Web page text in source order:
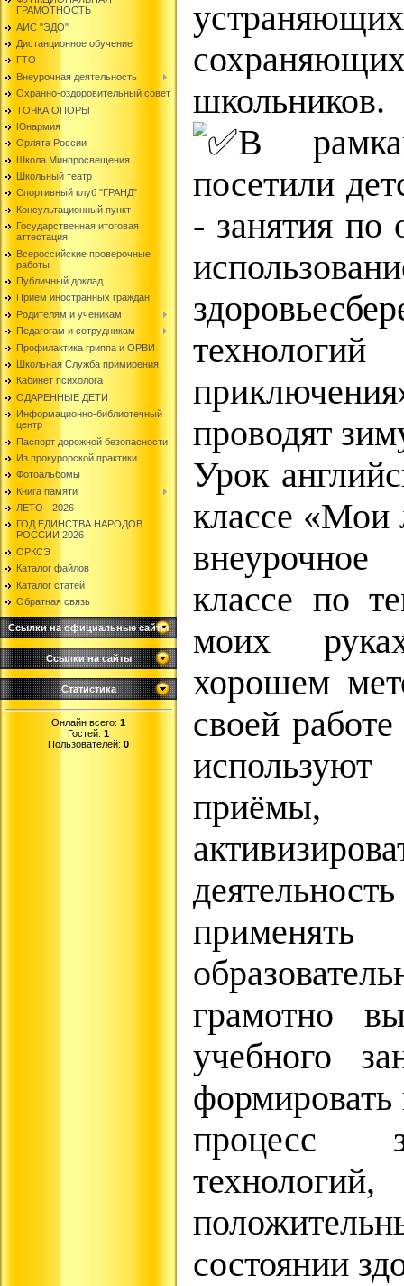
ГРАМОТНОСТЬ
АИС "ЭДО"
Дистанционное обучение
ГТО
Внеурочная деятельность
Охранно-оздоровительный совет
ТОЧКА ОПОРЫ
Юнармия
Орлята России
Школа Минпросвещения
Школьный театр
Спортивный клуб "ГРАНД"
Консультационный пункт
Государственная итоговая
аттестация
Всероссийские проверочные
работы
Публичный доклад
Приём иностранных граждан
Родителям и ученикам
Педагогам и сотрудникам
Профилактика гриппа и ОРВИ
Школьная Служба примирения
Кабинет психолога
ОДАРЕННЫЕ ДЕТИ
Информационно-библиотечный
центр
Паспорт дорожной безопасности
Из прокурорской практики
Фотоальбомы
Книга памяти
ЛЕТО - 2026
ГОД ЕДИНСТВА НАРОДОВ
РОССИИ 2026
ОРКСЭ
Каталог файлов
Каталог статей
Обратная связь
Ссылки на официальные сайты
Ссылки на сайты
Статистика
Онлайн всего: 1
Гостей: 1
Пользователей: 0
школьников.
В
посетили
- занятия
проводят
Урок
классе
классе по
моих
хорошем
своей
приёмы,
грамотно
учебного
формировать
процесс
состоянии